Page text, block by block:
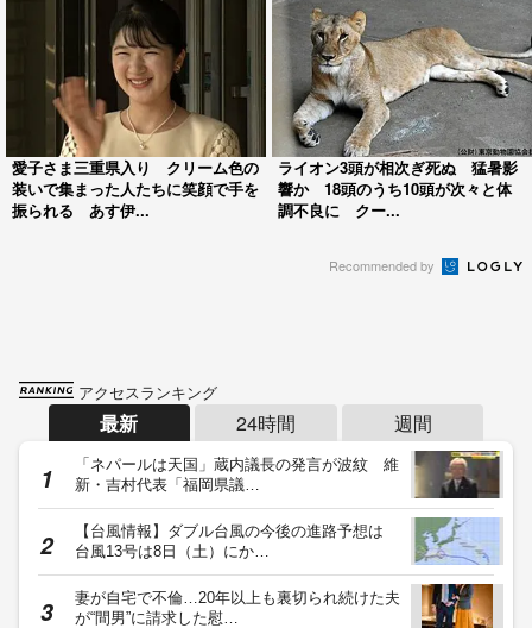
愛子さま三重県入り クリーム色の
装いで集まった人たちに笑顔で手を
振られる あす伊...
ライオン3頭が相次ぎ死ぬ 猛暑影
響か 18頭のうち10頭が次々と体
調不良に クー...
Recommended by
アクセスランキング
最新 24時間 週間
「ネパールは天国」蔵内議長の発言が波紋 維
新・吉村代表「福岡県議…
【台風情報】ダブル台風の今後の進路予想は
台風13号は8日（土）にか…
妻が自宅で不倫…20年以上も裏切られ続けた夫
が“間男”に請求した慰…